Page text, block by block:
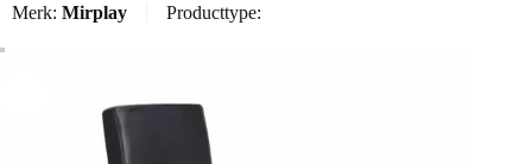
Merk: Mirplay Producttype: